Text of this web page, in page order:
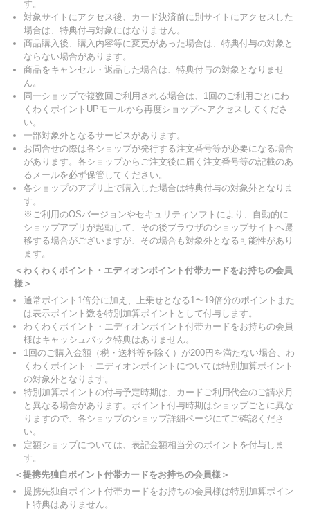
す。
対象サイトにアクセス後、カード決済前に別サイトにアクセスした
場合は、特典付与対象にはなりません。
商品購入後、購入内容等に変更があった場合は、特典付与の対象と
ならない場合があります。
商品をキャンセル・返品した場合は、特典付与の対象となりませ
ん。
同一ショップで複数回ご利用される場合は、1回のご利用ごとにわ
くわくポイントUPモールから再度ショップへアクセスしてくださ
い。
一部対象外となるサービスがあります。
お問合せの際は各ショップが発行する注文番号等が必要になる場合
があります。各ショップからご注文後に届く注文番号等の記載のあ
るメールを必ず保管してください。
各ショップのアプリ上で購入した場合は特典付与の対象外となりま
す。
※ご利用のOSバージョンやセキュリティソフトにより、自動的に
ショップアプリが起動して、その後ブラウザのショップサイトへ遷
移する場合がございますが、その場合も対象外となる可能性があり
ます。
＜わくわくポイント・エディオンポイント付帯カードをお持ちの会員
様＞
通常ポイント1倍分に加え、上乗せとなる1〜19倍分のポイントまた
は表示ポイント数を特別加算ポイントとして付与します。
わくわくポイント・エディオンポイント付帯カードをお持ちの会員
様はキャッシュバック特典はありません。
1回のご購入金額（税・送料等を除く）が200円を満たない場合、わ
くわくポイント・エディオンポイントについては特別加算ポイント
の対象外となります。
特別加算ポイントの付与予定時期は、カードご利用代金のご請求月
と異なる場合があります。ポイント付与時期はショップごとに異な
りますので、各ショップのショップ詳細ページにてご確認くださ
い。
定額ショップについては、表記金額相当分のポイントを付与しま
す。
＜提携先独自ポイント付帯カードをお持ちの会員様＞
提携先独自ポイント付帯カードをお持ちの会員様は特別加算ポイン
ト特典はありません。